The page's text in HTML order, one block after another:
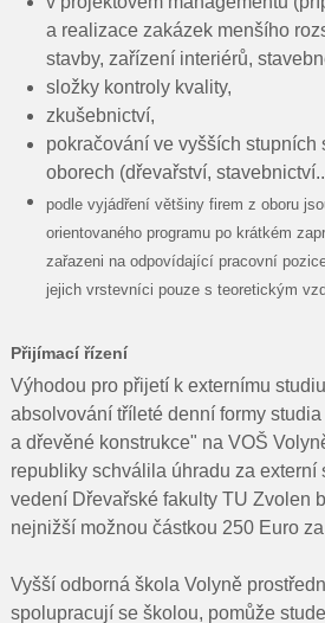
a realizace zakázek menšího
stavby, zařízení interiérů,
složky kontroly kvality,
zkušebnictví,
pokračování ve vyšších stupních
oborech (dřevařství,
podle vyjádření většiny firem z oboru
orientovaného programu po krátkém
zařazeni na odpovídající pracovní
jejich vrstevníci pouze s teoretickým
Přijímací řízení
Výhodou pro přijetí k externímu
absolvování tříleté denní formy
a dřevěné konstrukce" na VOŠ
republiky schválila úhradu za externí
vedení Dřevařské fakulty TU Zvolen
nejnižší možnou částkou 250 Euro
Vyšší odborná škola Volyně
spolupracují se školou, pomůže